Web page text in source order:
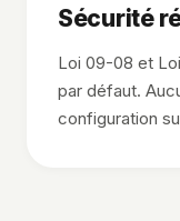
Sécurité
Loi 09-08 et
par défaut.
configuration